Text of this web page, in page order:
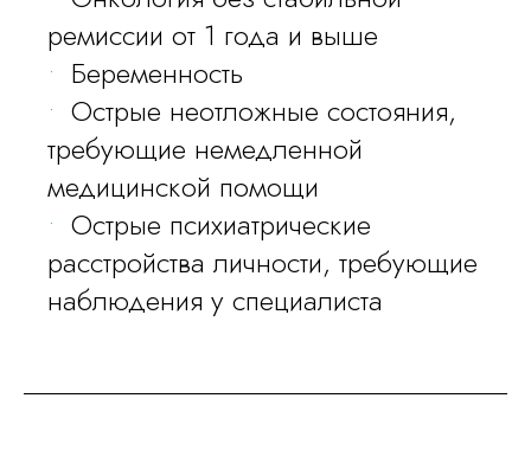
ремиссии от 1 года и выше
Беременность
Острые неотложные состояния,
требующие немедленной
медицинской помощи
Острые психиатрические
расстройства личности, требующие
наблюдения у специалиста